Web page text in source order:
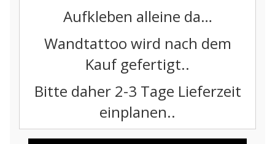
Aufkleben alleine da…
Wandtattoo wird nach dem
Kauf gefertigt..
Bitte daher 2-3 Tage Lieferzeit
einplanen..